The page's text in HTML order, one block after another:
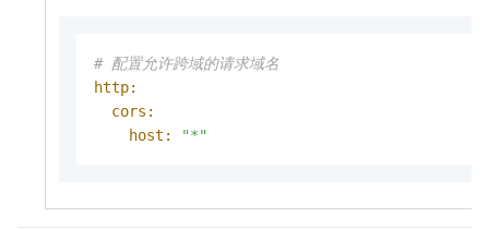
# 配置允许跨域的请求域名
http:
cors:
host:
"*"